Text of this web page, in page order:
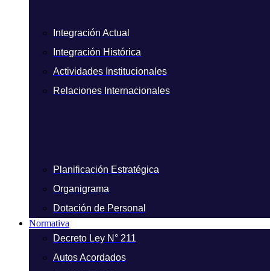
Integración Actual
Integración Histórica
Actividades Institucionales
Relaciones Internacionales
Planificación Estratégica
Organigrama
Dotación de Personal
Normativa
Decreto Ley N° 211
Autos Acordados